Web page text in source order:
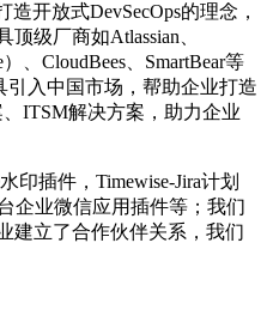
开放式DevSecOps的理念，
级厂商如Atlassian、
、CloudBees、SmartBear等
入中国市场，帮助企业打造
ITSM解决方案，助力企业
印插件，Timewise-Jira计划
企业微信应用插件等；我们
建立了合作伙伴关系，我们